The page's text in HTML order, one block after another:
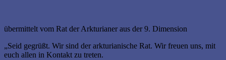
übermittelt vom Rat der Arkturianer aus der 9. Dimension
„Seid gegrüßt. Wir sind der arkturianische Rat. Wir freuen uns, mit
euch allen in Kontakt zu treten.